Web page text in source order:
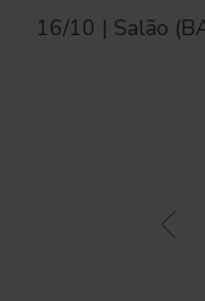
16/10 | Salão